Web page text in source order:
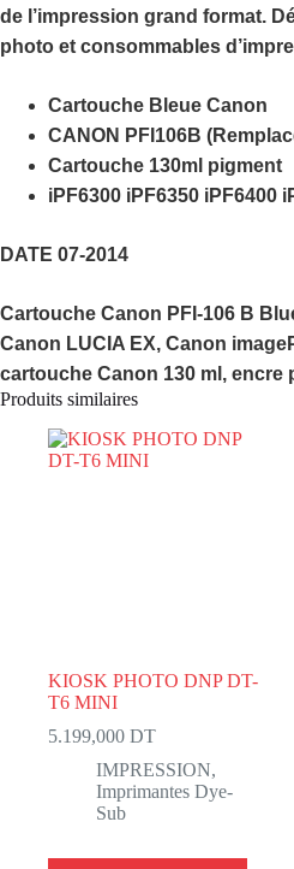
de l’impression grand format.
photo et consommables
Cartouche Bleue Canon
CANON PFI106B
Cartouche 130ml pigment
iPF6300 iPF6350 iPF6400
DATE 07-2014
Cartouche Canon PFI-106 B
Canon LUCIA EX, Canon
cartouche Canon 130 ml, encre
Produits similaires
KIOSK PHOTO DNP DT-
T6 MINI
5.199,000 DT
IMPRESSION,
Imprimantes Dye-
Sub